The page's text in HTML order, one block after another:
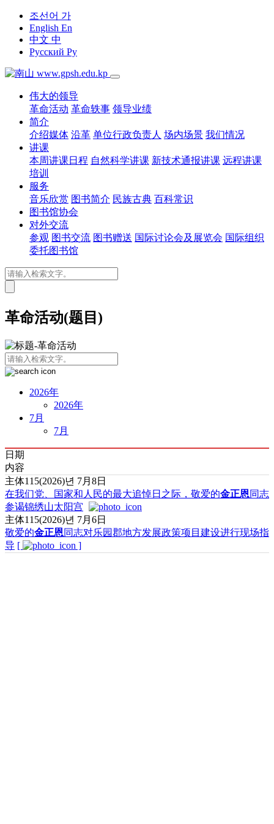
조선어 가
English En
中文 中
Русский Ру
www.gpsh.edu.kp
伟大的领导
革命活动 革命轶事 领导业绩
简介
介绍媒体 沿革 单位行政负责人 场内场景 我们情况
讲课
本周讲课日程 自然科学讲课 新技术通报讲课 远程讲课
培训
服务
音乐欣赏 图书简介 民族古典 百科常识
图书馆协会
对外交流
参观 图书交流 图书赠送 国际讨论会及展览会 国际组织
委托图书馆
革命活动(题目)
2026年
2026年
7月
7月
日期
内容
主体115(2026)년 7月8日
在我们党、国家和人民的最大追悼日之际， 敬爱的金正恩同志
参谒锦绣山太阳宫
主体115(2026)년 7月6日
敬爱的金正恩同志对乐园郡地方发展政策项目建设进行现场指
导 [ ]